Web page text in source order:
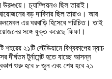
চ্যাম্পিয়নও ছিল তারাই।
বড় দাবিদার ছিল তারাও। আর
এর ঘরবাড়ি হিসেবে পরিচিত। তাই
সঙ্গে যুক্ত করেছে ফিফা।
শহরের ২১টি স্টেডিয়ামে বিশ্বকাপের ম্যাচ
টুর্নামেন্ট হতে যাচ্ছে আসন্ন
শুরু হবে ৮ জুন এবং শেষ হবে ২১